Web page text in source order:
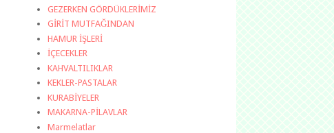
GEZERKEN GÖRDÜKLERİMİZ
GİRİT MUTFAĞINDAN
HAMUR İŞLERİ
İÇECEKLER
KAHVALTILIKLAR
KEKLER-PASTALAR
KURABİYELER
MAKARNA-PİLAVLAR
Marmelatlar